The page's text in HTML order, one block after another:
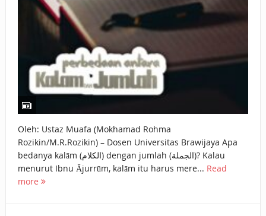
Oleh: Ustaz Muafa (Mokhamad Rohma
Rozikin/M.R.Rozikin) – Dosen Universitas Brawijaya Apa
bedanya kalām (الكلام) dengan jumlah (الجملة)? Kalau
menurut Ibnu Ājurrūm, kalām itu harus mere... Read
more